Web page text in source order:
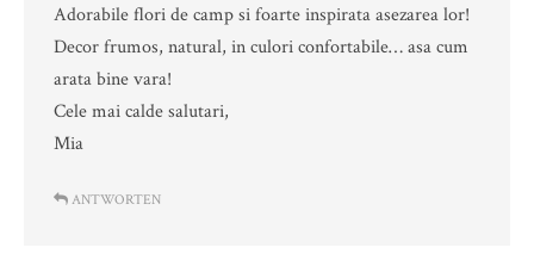
Adorabile flori de camp si foarte inspirata asezarea lor!
Decor frumos, natural, in culori confortabile… asa cum
arata bine vara!
Cele mai calde salutari,
Mia
ANTWORTEN